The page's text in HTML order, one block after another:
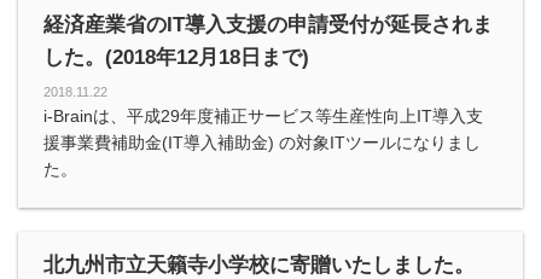
経済産業省のIT導入支援の申請受付が延長されま
した。(2018年12月18日まで)
2018.11.22
i-Brainは、平成29年度補正サービス等生産性向上IT導入支
援事業費補助金(IT導入補助金) の対象ITツールになりまし
た。
北九州市立天籟寺小学校に寄贈いたしました。